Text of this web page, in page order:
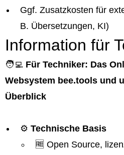
Ggf. Zusatzkosten für
B. Übersetzungen, KI)
Information für
🧑‍💻 Für Techniker: Das
Websystem bee.tools und
Überblick
⚙️ Technische Basis
🆓 Open Source,